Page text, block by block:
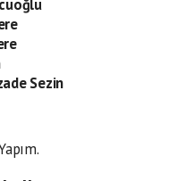
Sezin